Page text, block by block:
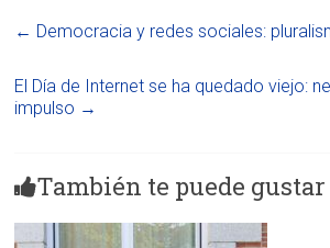
← Democracia y redes sociales:
El Día de Internet se ha quedado viejo:
impulso →
También te puede gustar